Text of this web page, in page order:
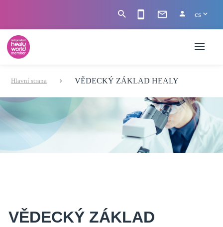
cs
Hlavní strana VĚDECKÝ ZÁKLAD HEALY
VĚDECKÝ ZÁKLAD